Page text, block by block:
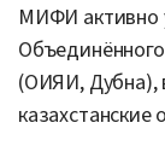
МИФИ активно
(ОИЯИ, Дубна),
казахстанские